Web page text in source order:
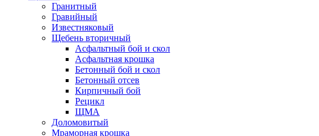
Гранитный
Гравийный
Известняковый
Щебень вторичный
Асфальтный бой и скол
Асфальтная крошка
Бетонный бой и скол
Бетонный отсев
Кирпичный бой
Рецикл
ЩМА
Доломовитый
Мраморная крошка